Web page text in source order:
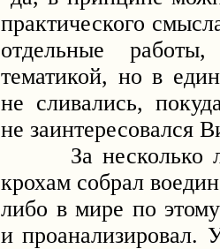
практического
отдельные
тематикой, но в
не сливались,
не заинтересовался
За несколько
крохам собрал
либо в мире по
и проанализировал.